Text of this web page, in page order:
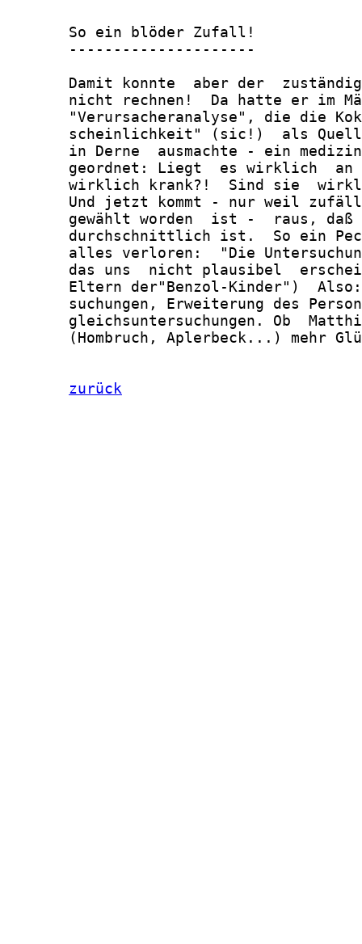
       So ein blöder Zufall!
       ---------------------
Damit konnte  aber der
nicht rechnen!  Da hatte er im
"Verursacheranalyse", die die
scheinlichkeit" (sic!)  als
in Derne  ausmachte - ein
geordnet: Liegt  es wirklich
wirklich krank?!  Sind sie
Und jetzt kommt - nur weil
gewählt worden  ist -  raus,
durchschnittlich ist.  So ein
alles verloren:  "Die
das uns  nicht plausibel
Eltern der"Benzol-Kinder")
suchungen, Erweiterung des
gleichsuntersuchungen. Ob
(Hombruch, Aplerbeck...) mehr
zurück